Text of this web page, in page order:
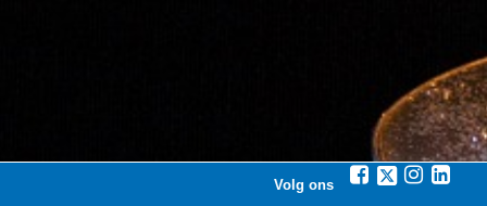
Volg ons